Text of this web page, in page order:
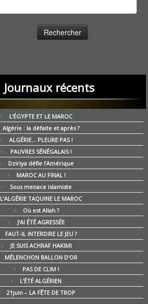
Journaux récents
L’ÉGYPTE ET LE MAROC
Algérie : la défaite et après ?
ALGÉRIE… PLEURE PAS !
PAUVRES SÉNÉGALAIS !
Dziriya défie l’Amérique
MAROC AU FINAL !
Sous menace islamiste
L’ALGÉRIE TAQUINE LE MAROC
Où est Allah ?
J’AI ÉTÉ AGRESSÉE
FAUT-IL INTERDIRE LE JEU ?
JE SUIS ACHRAF HAKIMI
MÉLENCHON BALLON D’OR
PAS DE CLIM !
L’ÉTÉ ALGÉRIEN
21juin – LA FÊTE DE TROP